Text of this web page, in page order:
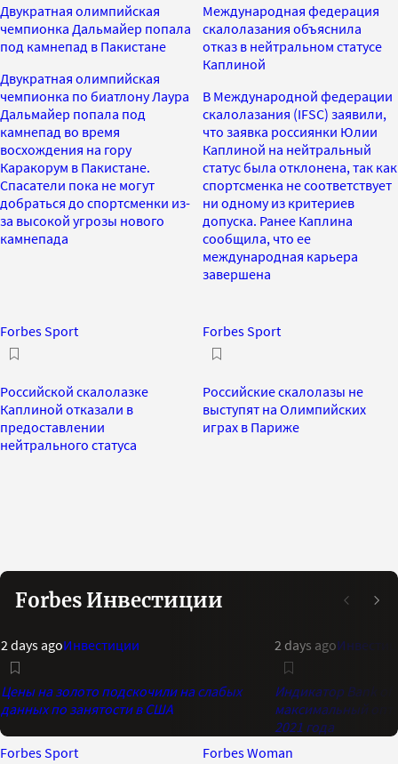
Двукратная олимпийская
чемпионка Дальмайер попала
под камнепад в Пакистане
Двукратная олимпийская
чемпионка по биатлону Лаура
Дальмайер попала под
камнепад во время
восхождения на гору
Каракорум в Пакистане.
Спасатели пока не могут
добраться до спортсменки из-
за высокой угрозы нового
камнепада
Международная федерация
скалолазания объяснила
отказ в нейтральном статусе
Каплиной
В Международной федерации
скалолазания (IFSC) заявили,
что заявка россиянки Юлии
Каплиной на нейтральный
статус была отклонена, так как
спортсменка не соответствует
ни одному из критериев
допуска. Ранее Каплина
сообщила, что ее
международная карьера
завершена
Forbes Sport
Российской скалолазке
Каплиной отказали в
предоставлении
нейтрального статуса
Forbes Sport
Российские скалолазы не
выступят на Олимпийских
играх в Париже
Forbes Инвестиции
2 days agoИнвестиции
Цены на золото подскочили на слабых
данных по занятости в США
2 days ago
Индикатор Bank of
максимальный
2021 года
Forbes Sport
Forbes Woman